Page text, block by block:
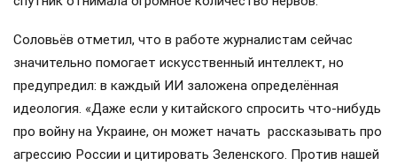
Соловьёв отметил, что в работе журналистам сейчас
значительно помогает искусственный интеллект, но
предупредил: в каждый ИИ заложена определённая
идеология. «Даже если у китайского спросить что-нибудь
про войну на Украине, он может начать рассказывать про
агрессию России и цитировать Зеленского. Против нашей